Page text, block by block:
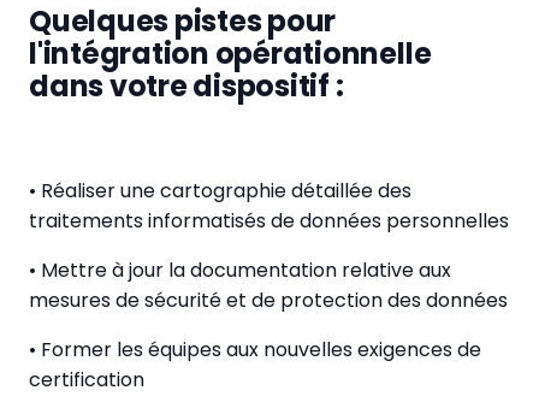
Quelques pistes pour
l'intégration opérationnelle
dans votre dispositif :
• Réaliser une cartographie détaillée des
traitements informatisés de données personnelles
• Mettre à jour la documentation relative aux
mesures de sécurité et de protection des données
• Former les équipes aux nouvelles exigences de
certification